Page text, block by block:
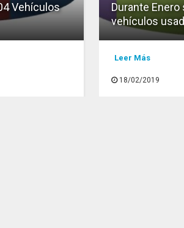
Vehículos
Durante
vehículos
Leer Más
18/02/2019